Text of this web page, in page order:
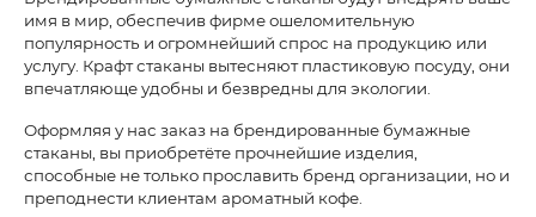
имя в мир, обеспечив фирме ошеломительную
популярность и огромнейший спрос на продукцию или
услугу. Крафт стаканы вытесняют пластиковую посуду, они
впечатляюще удобны и безвредны для экологии.
Оформляя у нас заказ на брендированные бумажные
стаканы, вы приобретёте прочнейшие изделия,
способные не только прославить бренд организации, но и
преподнести клиентам ароматный кофе.